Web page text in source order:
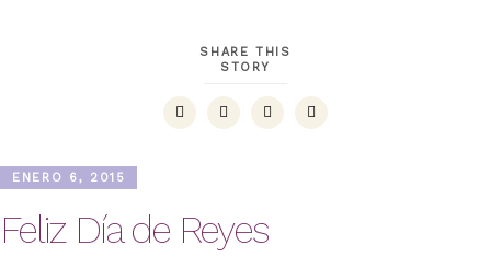
SHARE THIS
STORY
ENERO 6, 2015
Feliz Día de Reyes